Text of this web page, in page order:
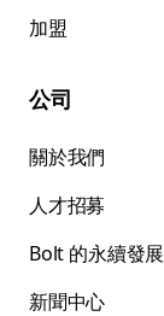
加盟
公司
關於我們
人才招募
Bolt 的永續發展
新聞中心